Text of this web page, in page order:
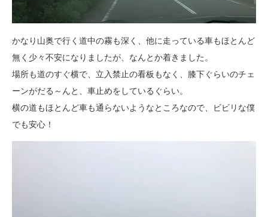
かなり山奥で行く道中の霧も深く、他に走っている車もほとんど
無く少々不安になりましたが、なんとか着きました。
場所も道のすぐ横で、立入禁止の看板もなく、膝下ぐらいのチェ
ーンがだる～んと、車止めをしているぐらい。
横の道もほとんど車も通らないようなところなので、ビビリな僕
でも安心！